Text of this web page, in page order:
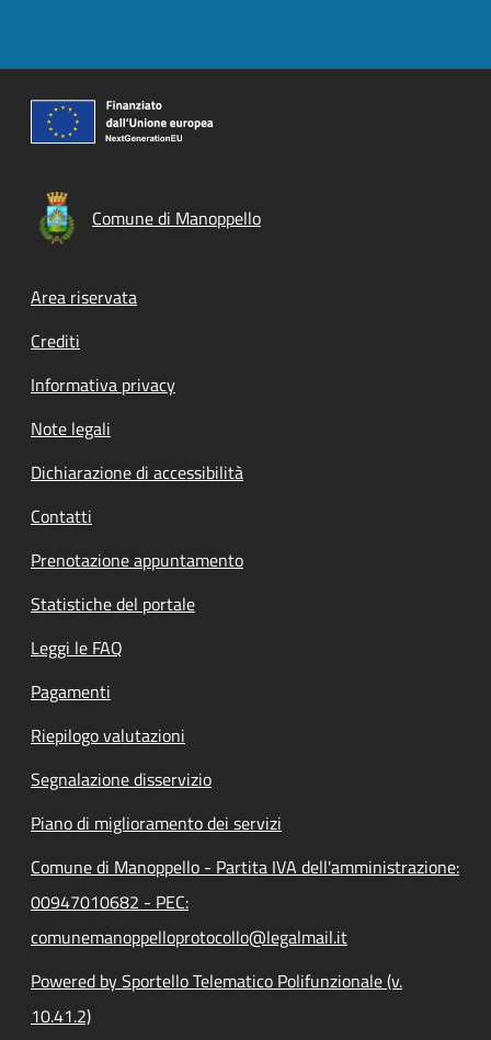
Comune di Manoppello
Footer menu
Area riservata
Crediti
Informativa privacy
Note legali
Dichiarazione di accessibilità
Contatti
Prenotazione appuntamento
Statistiche del portale
Leggi le FAQ
Pagamenti
Riepilogo valutazioni
Segnalazione disservizio
Piano di miglioramento dei servizi
Comune di Manoppello - Partita IVA dell'amministrazione:
00947010682 - PEC:
comunemanoppelloprotocollo@legalmail.it
Powered by Sportello Telematico Polifunzionale (v.
10.41.2)